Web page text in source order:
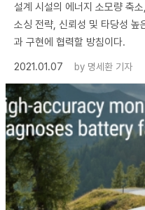
설계 시설의 에너지 소모량 축
소싱 전략, 신뢰성 및 타당성 높
과 구현에 협력할 방침이다.
2021.01.07
by 명세환 기자